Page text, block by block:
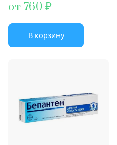
от 760
В корзину